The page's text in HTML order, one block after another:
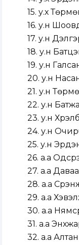
15. у.х
16. у.н
17. у.н
18. у.н
19. у.н
20. у.н
21. у.н
22. у.н
23. у.н
24. у.н
25. у.н
26. а.а
27. а.а
28. а.а
29. а.а
30. а.а
31. а.а
32. а.а